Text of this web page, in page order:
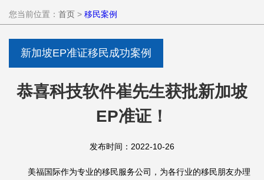
您当前位置： 首页 > 移民案例
新加坡EP准证移民成功案例
恭喜科技软件崔先生获批新加坡
EP准证！
发布时间：2022-10-26
美福国际作为专业的移民服务公司，为各行业的移民朋友办理